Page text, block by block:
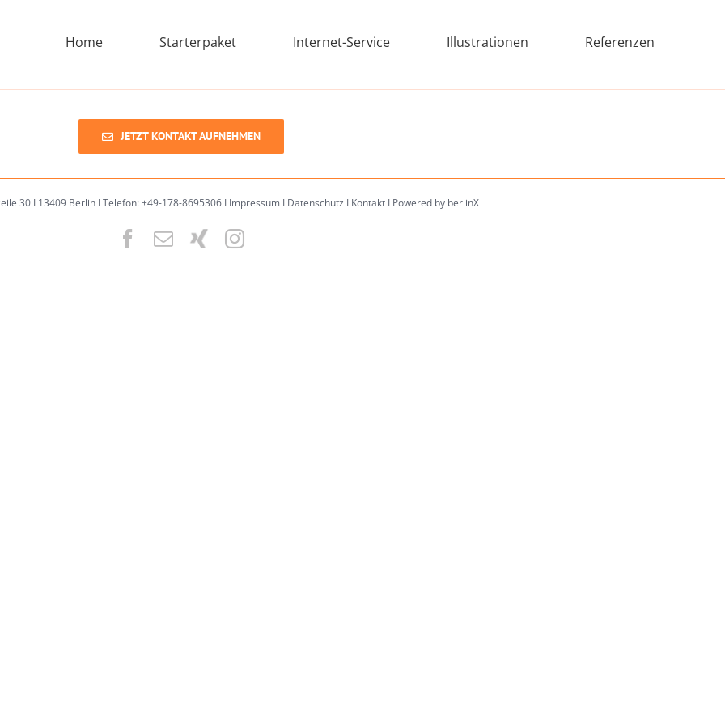
Home Starterpaket Internet-Service Illustrationen Referenzen
JETZT KONTAKT AUFNEHMEN
30 I 13409 Berlin I Telefon: +49-178-8695306 I ImpressumI Datenschutz I KontaktI Powered by berlinX
Facebook
EmailXING Instagram